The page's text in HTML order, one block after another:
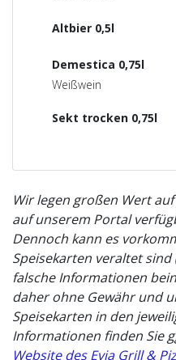
Altbier 0,5l
Demestica 0,75l
Weißwein
Sekt trocken 0,75l
Wir legen großen Wert
auf unserem Portal
Dennoch kann es
Speisekarten veraltet
falsche Informationen
daher ohne Gewähr und
Speisekarten in den
Informationen finden Sie
Website des Evia Grill &